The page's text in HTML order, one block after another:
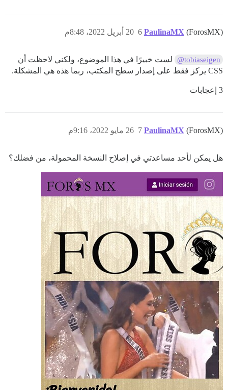
PaulinaMX (ForosMX) 20 أبريل 2022، 8:48م 6
@tobiaseigen
لست خبيرًا في هذا الموضوع، ولكني لاحظت أن
CSS يركز فقط على إصدار سطح المكتب، ربما هذه هي المشكلة.
3 إعجابات
PaulinaMX (ForosMX) 26 مايو 2022، 9:16م 7
هل يمكن لأحد مساعدتي في إصلاح النسخة المحمولة، من فضلك؟